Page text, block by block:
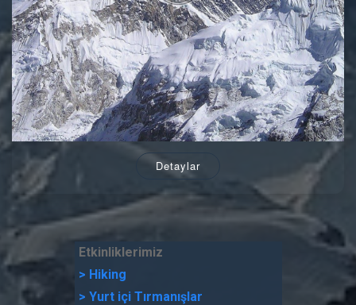
Detaylar
Etkinliklerimiz
> Hiking
> Yurt içi Tırmanışlar